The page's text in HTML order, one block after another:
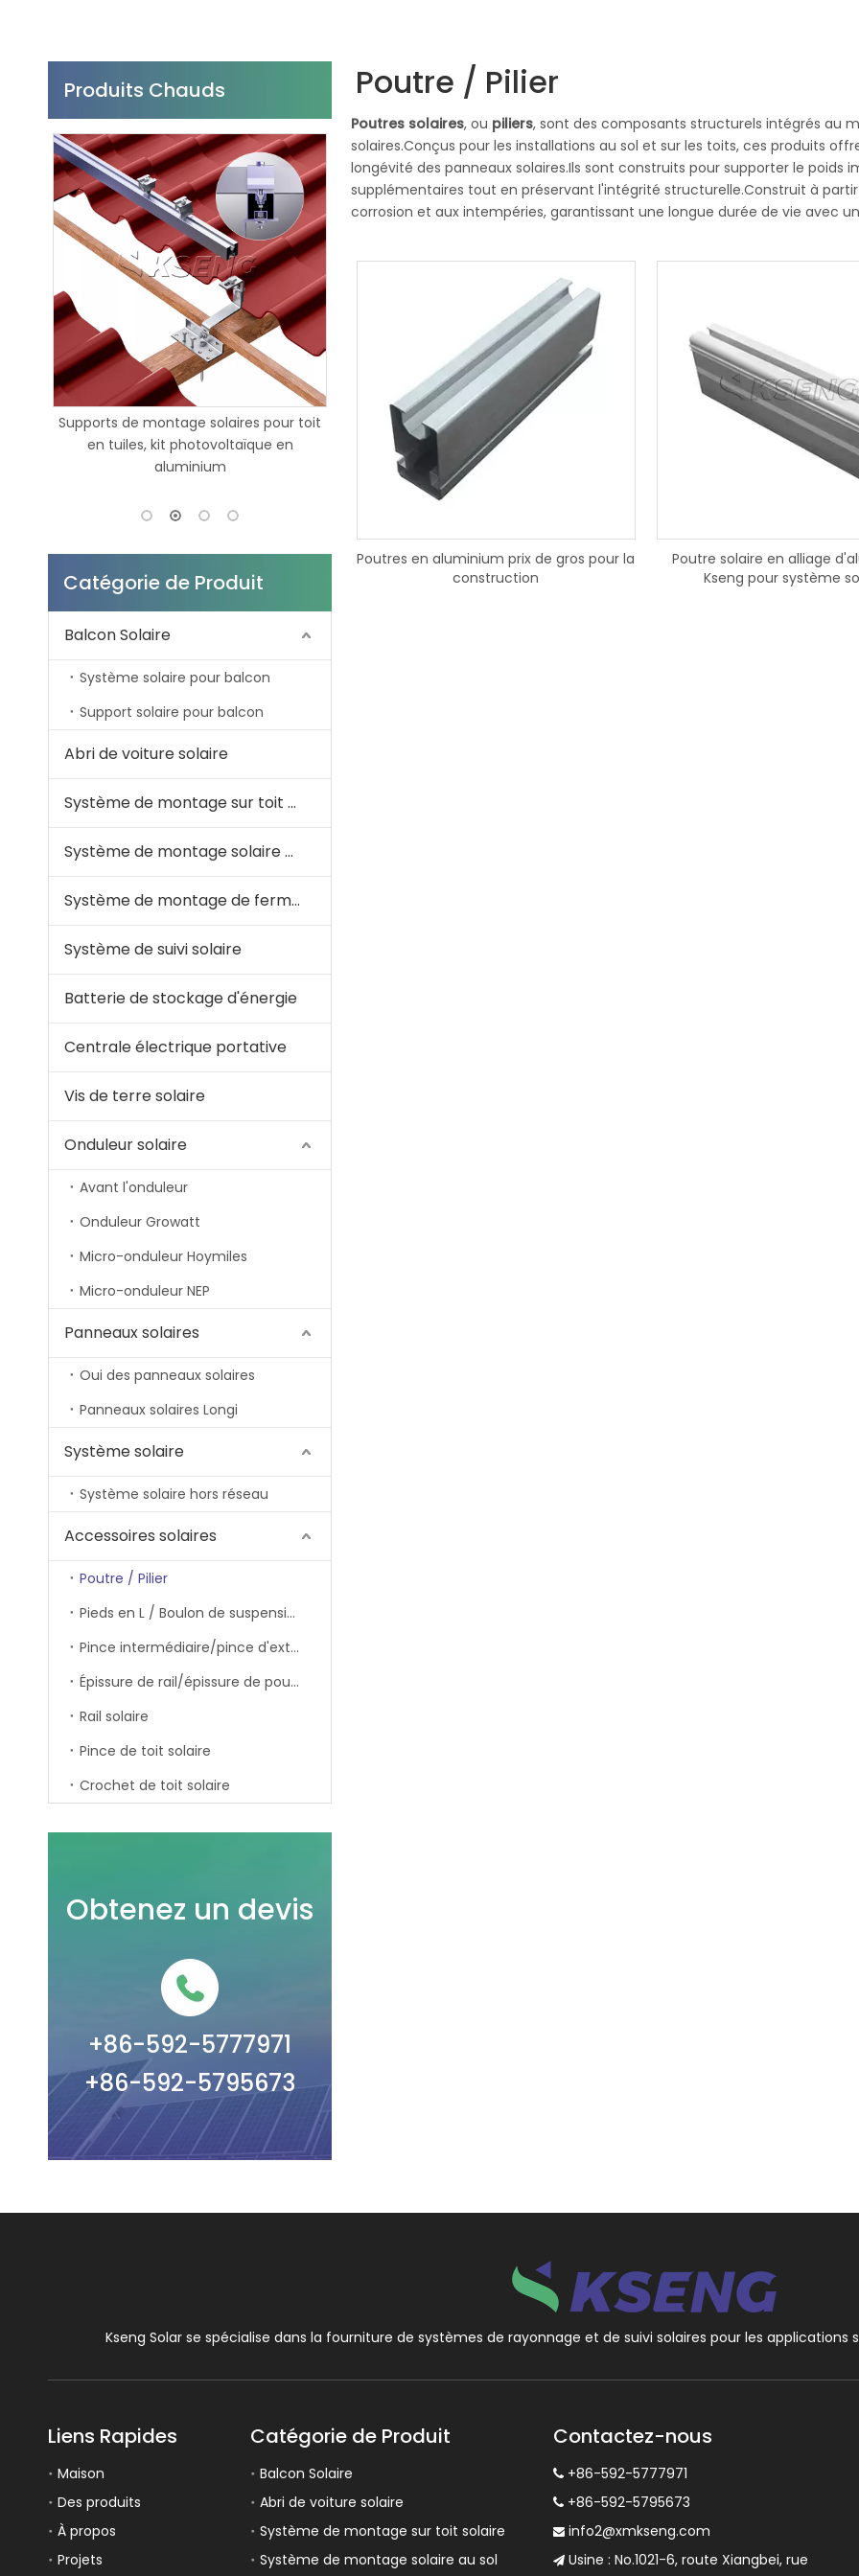
Produits Chauds
Les structures de montage de
stationnement de voiture solaire
imperméabilisent le système de
Kseng Smart BMS Powerwall Batterie de
stockage d'énergie domestique 48V
100Ah 5Kwh Batterie au Lithium pour
système solaire
Structure de bâti de système
cheminement solaire simple
traqueur solaire 1 de KST-2PM
Catégorie de Produit
Balcon Solaire
Système solaire pour balcon
Support solaire pour balcon
Abri de voiture solaire
Système de montage sur toit solaire
Système de montage solaire au sol
Système de montage de ferme solaire
Système de suivi solaire
Batterie de stockage d'énergie
Centrale électrique portative
Vis de terre solaire
Onduleur solaire
Avant l'onduleur
Onduleur Growatt
Micro-onduleur Hoymiles
Micro-onduleur NEP
Panneaux solaires
Oui des panneaux solaires
Panneaux solaires Longi
Système solaire
Système solaire hors réseau
Accessoires solaires
Poutre / Pilier
Pieds en L / Boulon de suspension
Pince intermédiaire/pince d'extrémité/pince de rail
Épissure de rail/épissure de poutre
Rail solaire
Pince de toit solaire
Crochet de toit solaire
Obtenez un devis
+86-592-5777971
+86-592-5795673
Poutre / Pilier
Poutres solaires, ou piliers, sont des composants structurels intégrés au
solaires.Conçus pour les installations au sol et sur les toits, ces produits
longévité des panneaux solaires.Ils sont construits pour supporter le
supplémentaires tout en préservant l'intégrité structurelle.Construit à
corrosion et aux intempéries, garantissant une longue durée de vie avec
sont conçus avec une rigidité exceptionnelle pour résister à
casser.Les poutres et piliers solaires sont conçus avec une intégrité
montage de panneaux solaires.Fabriqués à partir de matériaux robustes,
conditions météorologiques difficiles et à la corrosion au fil du temps.En
poutres et piliers solaires contribuent à maximiser l'efficacité des
sont des composants essentiels pour les installations de panneaux
de flexibilité.Leurs performances et leurs avantages en font un choix
l’énergie solaire de manière efficace et durable.
Poutres en aluminium prix de gros pour la
construction
Poutre solaire en alliage
Kseng pour système
Kseng Solar se spécialise dans la fourniture de systèmes de rayonnage et de suivi solaires pour les
Liens Rapides
Maison
Des produits
À propos
Projets
Catégorie de Produit
Balcon Solaire
Abri de voiture solaire
Système de montage sur toit solaire
Système de montage solaire au sol
Contactez-nous
+86-592-5777971
+86-592-5795673
 info2@xmkseng.com
Usine : No.1021-6, route Xiangbei, rue